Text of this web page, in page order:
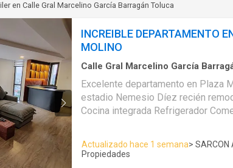
en Calle Gral Marcelino García Barragán Toluca
INCREIBLE DEPARTAMENTO
MOLINO
Calle Gral Marcelino García
con discapacidad·Agua· Caseta de
cerrado de televisión·Cocina
Electricidad·Elevador·
Excelente departamento en Plaza
estadio Nemesio Díez recién
Cocina integrada Refrigerador Comedor para 8 personas
colchón king size Pantalla de 40"
matrimoniales Persianas incluidas Acceso al elevador con
Actualizado hace 1 semana> SARCON
Propiedades